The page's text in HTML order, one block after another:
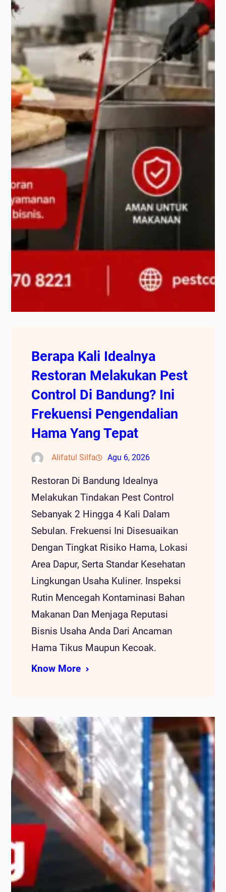
Berapa Kali Idealnya
Restoran Melakukan Pest
Control Di Bandung? Ini
Frekuensi Pengendalian
Hama Yang Tepat
Alifatul Silfa Agu 6, 2026
Restoran Di Bandung Idealnya
Melakukan Tindakan Pest Control
Sebanyak 2 Hingga 4 Kali Dalam
Sebulan. Frekuensi Ini Disesuaikan
Dengan Tingkat Risiko Hama, Lokasi
Area Dapur, Serta Standar Kesehatan
Lingkungan Usaha Kuliner. Inspeksi
Rutin Mencegah Kontaminasi Bahan
Makanan Dan Menjaga Reputasi
Bisnis Usaha Anda Dari Ancaman
Hama Tikus Maupun Kecoak.
Know More